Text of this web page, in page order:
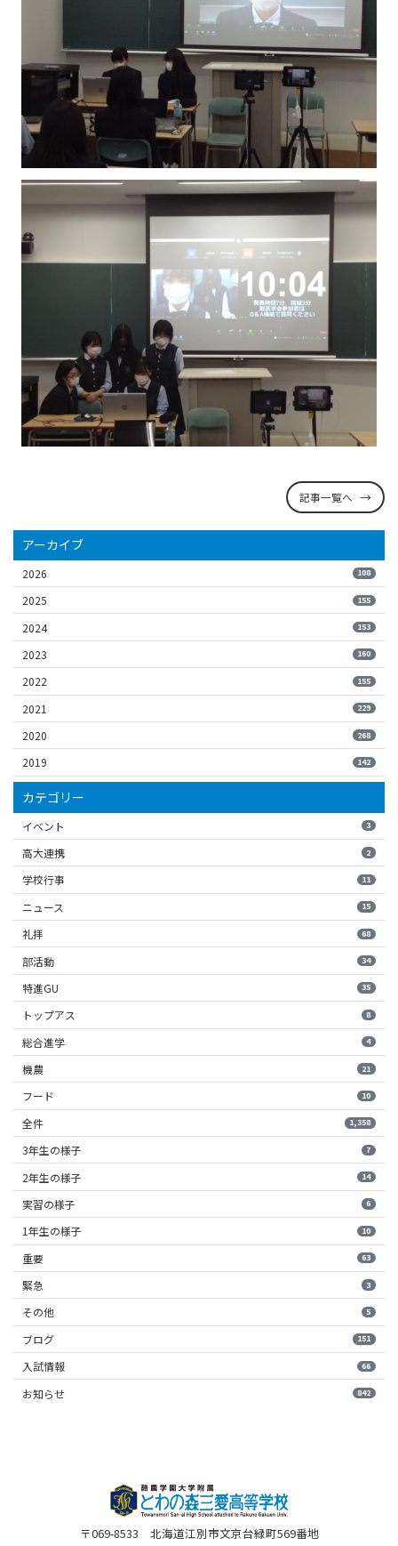
記事一覧へ
アーカイブ
2026 108
2025 155
2024 153
2023 160
2022 155
2021 229
2020 268
2019 142
カテゴリー
イベント 3
高大連携 2
学校行事 11
ニュース 15
礼拝 68
部活動 34
特進GU 35
トップアス 8
総合進学 4
機農 21
フード 10
全件 1,358
3年生の様子 7
2年生の様子 14
実習の様子 6
1年生の様子 10
重要 63
緊急 3
その他 5
ブログ 151
入試情報 66
お知らせ 842
〒069-8533 北海道江別市文京台緑町569番地